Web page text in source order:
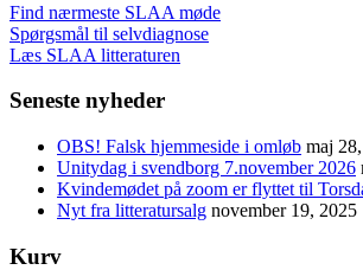
Find nærmeste SLAA møde
Spørgsmål til selvdiagnose
Læs SLAA litteraturen
Seneste nyheder
OBS! Falsk hjemmeside i omløb maj
Unitydag i svendborg 7.november 2026
Kvindemødet på zoom er flyttet til
Nyt fra litteratursalg november 19, 2025
Kurv